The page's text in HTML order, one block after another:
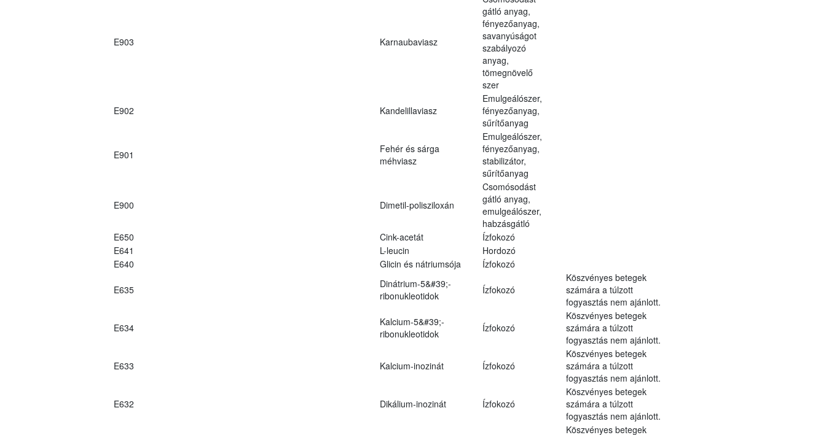
E903 Karnaubaviasz
gátló anyag,
fényezőanyag,
savanyúságot
szabályozó
anyag,
tömegnövelő
szer
E902 Kandelillaviasz
Emulgeálószer,
fényezőanyag,
sűrítőanyag
E901
Fehér és sárga
méhviasz
Emulgeálószer,
fényezőanyag,
stabilizátor,
sűrítőanyag
E900 Dimetil-polisziloxán
Csomósodást
gátló anyag,
emulgeálószer,
habzásgátló
E650
Cink-acetát
Ízfokozó
E641
L-leucin
Hordozó
E640
Glicin és nátriumsója Ízfokozó
E635
Dinátrium-5&#39;-
ribonukleotidok
Ízfokozó
Köszvényes betegek
számára a túlzott
fogyasztás nem ajánlott.
E634
Kalcium-5&#39;-
ribonukleotidok
Ízfokozó
Köszvényes betegek
számára a túlzott
fogyasztás nem ajánlott.
E633 Kalcium-inozinát Ízfokozó
Köszvényes betegek
számára a túlzott
fogyasztás nem ajánlott.
E632 Dikálium-inozinát Ízfokozó
Köszvényes betegek
számára a túlzott
fogyasztás nem ajánlott.
Köszvényes betegek